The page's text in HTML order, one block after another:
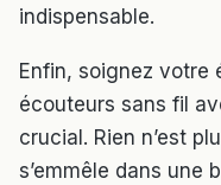
indispensable.
Enfin, soignez votre
écouteurs sans fil
crucial. Rien n’est
s’emmêle dans une